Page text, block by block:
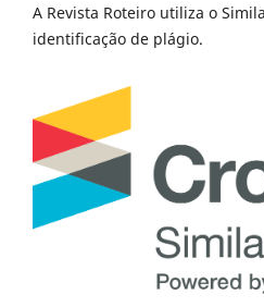
A Revista Roteiro utiliza o
identificação de plágio.